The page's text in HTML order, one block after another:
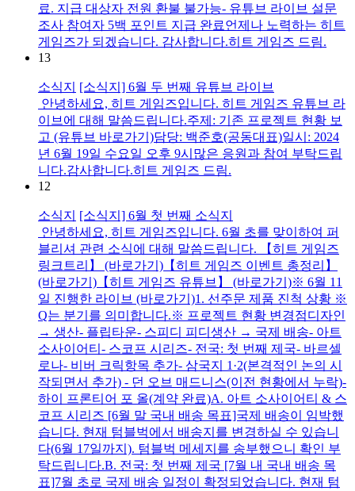
료. 지급 대상자 전원 환불 불가능- 유튜브 라이브 설문
조사 참여자 5백 포인트 지급 완료언제나 노력하는 히트
게임즈가 되겠습니다. 감사합니다.히트 게임즈 드림.
13
소식지
[소식지] 6월 두 번째 유튜브 라이브
안녕하세요, 히트 게임즈입니다. 히트 게임즈 유튜브 라
이브에 대해 말씀드립니다.주제: 기존 프로젝트 현황 보
고 (유튜브 바로가기)담당: 백준호(공동대표)일시: 2024
년 6월 19일 수요일 오후 9시많은 응원과 참여 부탁드립
니다.감사합니다.히트 게임즈 드림.
12
소식지
[소식지] 6월 첫 번째 소식지
안녕하세요, 히트 게임즈입니다. 6월 초를 맞이하여 퍼
블리셔 관련 소식에 대해 말씀드립니다. 【히트 게임즈
링크트리】 (바로가기)【히트 게임즈 이벤트 총정리】
(바로가기)【히트 게임즈 유튜브】 (바로가기)※ 6월 11
일 진행한 라이브 (바로가기)1. 선주문 제품 진척 상황 ※
Q는 분기를 의미합니다.※ 프로젝트 현황 변경점디자인
→ 생산- 플립타운- 스피디 피디생산 → 국제 배송- 아트
소사이어티- 스코프 시리즈- 전국: 첫 번째 제국- 바르셀
로나- 비버 크릭항목 추가- 삼국지 1·2(본격적인 논의 시
작되면서 추가) - 던 오브 매드니스(이전 현황에서 누락)-
하이 프론티어 포 올(계약 완료)A. 아트 소사이어티 & 스
코프 시리즈 [6월 말 국내 배송 목표]국제 배송이 임박했
습니다. 현재 텀블벅에서 배송지를 변경하실 수 있습니
다(6월 17일까지). 텀블벅 메세지를 송부했으니 확인 부
탁드립니다.B. 전국: 첫 번째 제국 [7월 내 국내 배송 목
표]7월 초로 국제 배송 일정이 확정되었습니다. 현재 텀